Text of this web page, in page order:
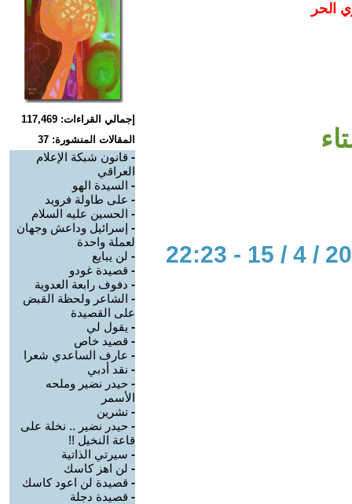
الحر
إجمالي القراءات: 117,469
المقالات المنشورة: 37
- قانون شبكة الإعلام
العراقي
- السيدة الهو
- على طاولة فرويد
- الحسين عليه السلام
- إسرائيل وداعش وجهان
لعملة واحدة
- لن يبايع
- قصيدة غودو
- دفوف رابعة العدوية
- الشاعر ولحظة القبض
على القصيدة
- يقول لي
- قصيد خاص
- عارف الساعدي شعرا
- نقد أدبي
- حيدر نضير وملحه
الأسمر
- تشرين
- حيدر نضير .. نخلة على
قاعة النخيل !!
- سيرتي الذاتية
- لن اهز كاسك
- قصيدة لن اعود كاسك
- قصيدة دجلة